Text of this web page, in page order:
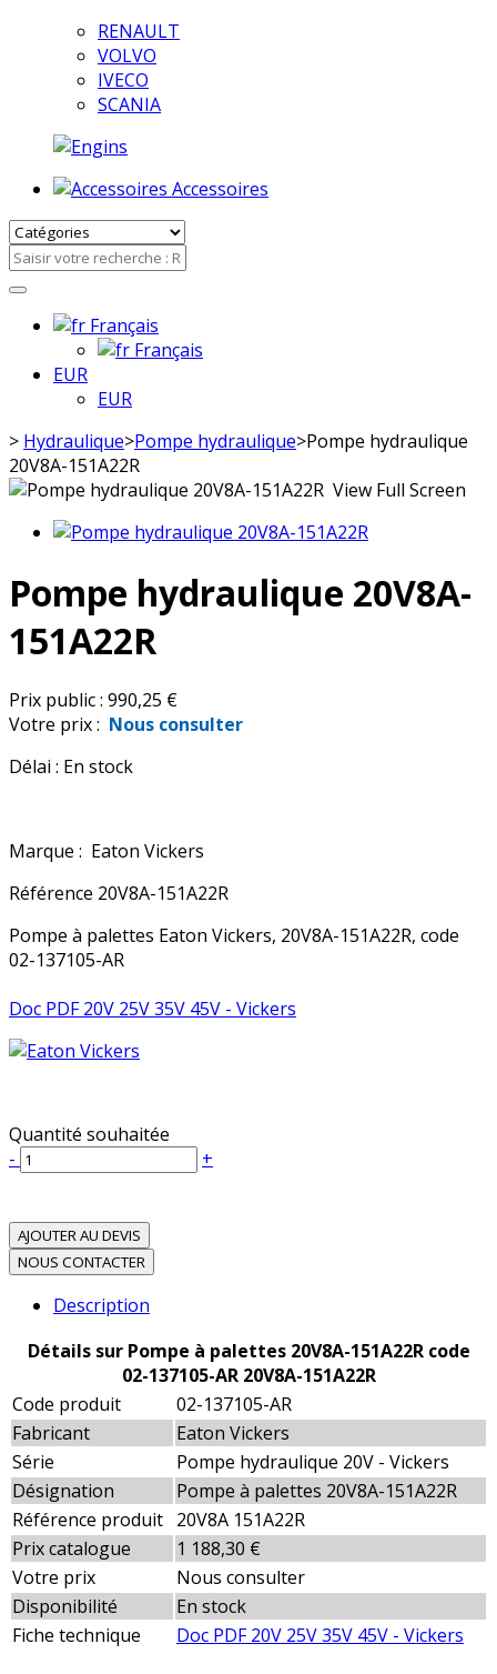
RENAULT
VOLVO
IVECO
SCANIA
Accessoires
Français
Français
EUR
EUR
> Hydraulique>Pompe hydraulique>Pompe hydraulique
20V8A-151A22R
View Full Screen
Pompe hydraulique 20V8A-
151A22R
Prix public : 990,25 €
Votre prix : Nous consulter
Délai : En stock
Marque : Eaton Vickers
Référence 20V8A-151A22R
Pompe à palettes Eaton Vickers, 20V8A-151A22R, code
02-137105-AR
Doc PDF 20V 25V 35V 45V - Vickers
Quantité souhaitée
-
+
AJOUTER AU DEVIS
NOUS CONTACTER
Description
Détails sur Pompe à palettes 20V8A-151A22R code
02-137105-AR 20V8A-151A22R
Code produit
02-137105-AR
Fabricant
Eaton Vickers
Série
Pompe hydraulique 20V - Vickers
Désignation
Pompe à palettes 20V8A-151A22R
Référence produit 20V8A 151A22R
Prix catalogue
1 188,30 €
Votre prix
Nous consulter
Disponibilité
En stock
Fiche technique
Doc PDF 20V 25V 35V 45V - Vickers